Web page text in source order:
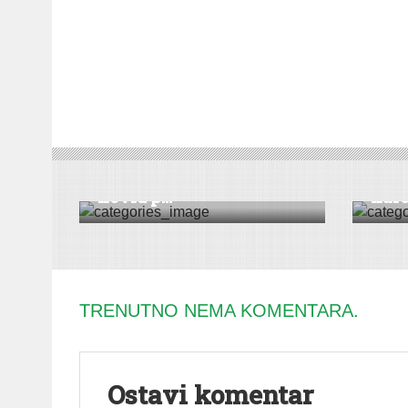
DRUŠTVO|VESTI|SREMSKA MITROVICA
kovid p...
TRENUTNO NEMA KOMENTARA.
Ostavi komentar